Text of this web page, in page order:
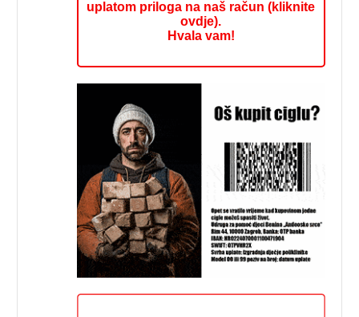
uplatom priloga na naš račun (kliknite
ovdje).
Hvala vam!